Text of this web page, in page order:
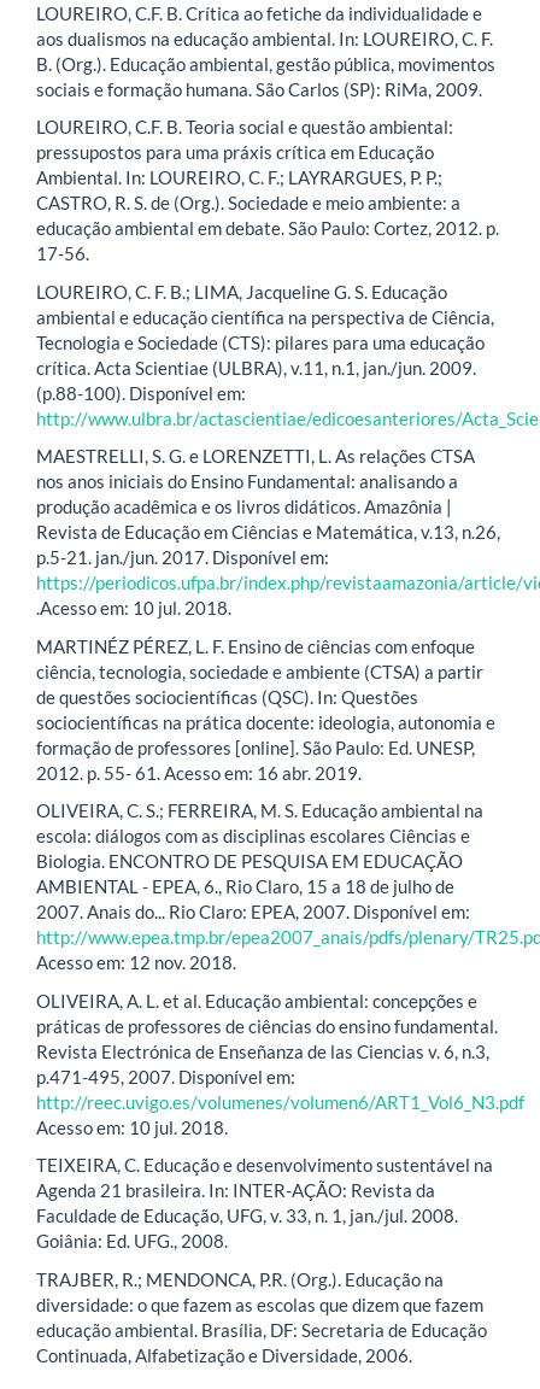
LOUREIRO, C.F. B. Crítica ao fetiche da individualidade e
aos dualismos na educação ambiental. In: LOUREIRO, C. F.
B. (Org.). Educação ambiental, gestão pública, movimentos
sociais e formação humana. São Carlos (SP): RiMa, 2009.
LOUREIRO, C.F. B. Teoria social e questão ambiental:
pressupostos para uma práxis crítica em Educação
Ambiental. In: LOUREIRO, C. F.; LAYRARGUES, P. P.;
CASTRO, R. S. de (Org.). Sociedade e meio ambiente: a
educação ambiental em debate. São Paulo: Cortez, 2012. p.
17-56.
LOUREIRO, C. F. B.; LIMA, Jacqueline G. S. Educação
ambiental e educação científica na perspectiva de Ciência,
Tecnologia e Sociedade (CTS): pilares para uma educação
crítica. Acta Scientiae (ULBRA), v.11, n.1, jan./jun. 2009.
(p.88-100). Disponível em:
http://www.ulbra.br/actascientiae/edicoesanteriores/
MAESTRELLI, S. G. e LORENZETTI, L. As relações CTSA
nos anos iniciais do Ensino Fundamental: analisando a
produção acadêmica e os livros didáticos. Amazônia |
Revista de Educação em Ciências e Matemática, v.13, n.26,
p.5-21. jan./jun. 2017. Disponível em:
https://periodicos.ufpa.br/index.php/revistaamazonia/article/
.Acesso em: 10 jul. 2018.
MARTINÉZ PÉREZ, L. F. Ensino de ciências com enfoque
ciência, tecnologia, sociedade e ambiente (CTSA) a partir
de questões sociocientíficas (QSC). In: Questões
sociocientíficas na prática docente: ideologia, autonomia e
formação de professores [online]. São Paulo: Ed. UNESP,
2012. p. 55- 61. Acesso em: 16 abr. 2019.
OLIVEIRA, C. S.; FERREIRA, M. S. Educação ambiental na
escola: diálogos com as disciplinas escolares Ciências e
Biologia. ENCONTRO DE PESQUISA EM EDUCAÇÃO
AMBIENTAL - EPEA, 6., Rio Claro, 15 a 18 de julho de
2007. Anais do... Rio Claro: EPEA, 2007. Disponível em:
http://www.epea.tmp.br/epea2007_anais/pdfs/plenary/
Acesso em: 12 nov. 2018.
OLIVEIRA, A. L. et al. Educação ambiental: concepções e
práticas de professores de ciências do ensino fundamental.
Revista Electrónica de Enseñanza de las Ciencias v. 6, n.3,
p.471-495, 2007. Disponível em:
http://reec.uvigo.es/volumenes/volumen6/ART1_Vol6_N3.pdf
Acesso em: 10 jul. 2018.
TEIXEIRA, C. Educação e desenvolvimento sustentável na
Agenda 21 brasileira. In: INTER-AÇÃO: Revista da
Faculdade de Educação, UFG, v. 33, n. 1, jan./jul. 2008.
Goiânia: Ed. UFG., 2008.
TRAJBER, R.; MENDONCA, P.R. (Org.). Educação na
diversidade: o que fazem as escolas que dizem que fazem
educação ambiental. Brasília, DF: Secretaria de Educação
Continuada, Alfabetização e Diversidade, 2006.